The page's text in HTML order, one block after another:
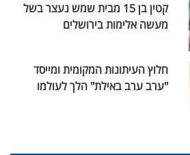
קטין בן 15 מבית שמש נעצר בשל
מעשה אלימות בירושלים
חלוץ העיתונות המקומית ומייסד
"ערב ערב באילת" הלך לעולמו